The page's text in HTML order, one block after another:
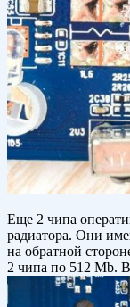
Еще 2 чипа
радиатора. Они
на обратной
2 чипа по 512 Mb.